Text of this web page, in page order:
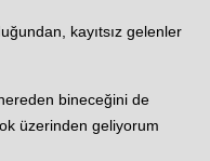
kayıtsız gelenler
bineceğini de
üzerinden geliyorum